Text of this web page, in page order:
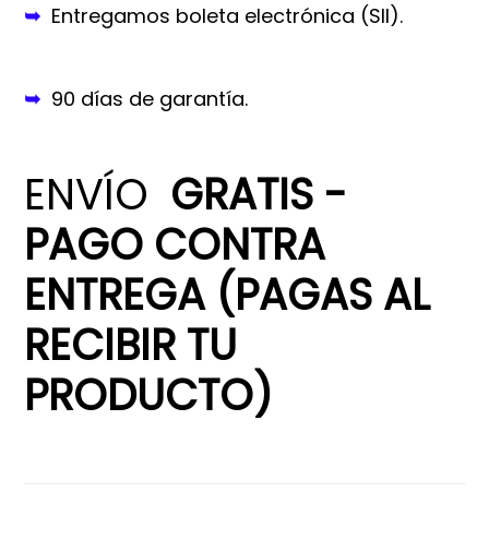
➥ Entregamos boleta electrónica (SII).
➥ 90 días de garantía.
ENVÍO GRATIS -
PAGO CONTRA
ENTREGA (PAGAS AL
RECIBIR TU
PRODUCTO)